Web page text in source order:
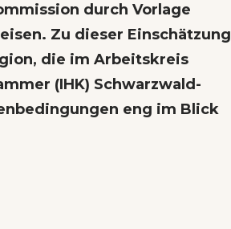
durch Vorlage
Zu dieser Einschätzung
die im Arbeitskreis
(IHK) Schwarzwald-
eng im Blick